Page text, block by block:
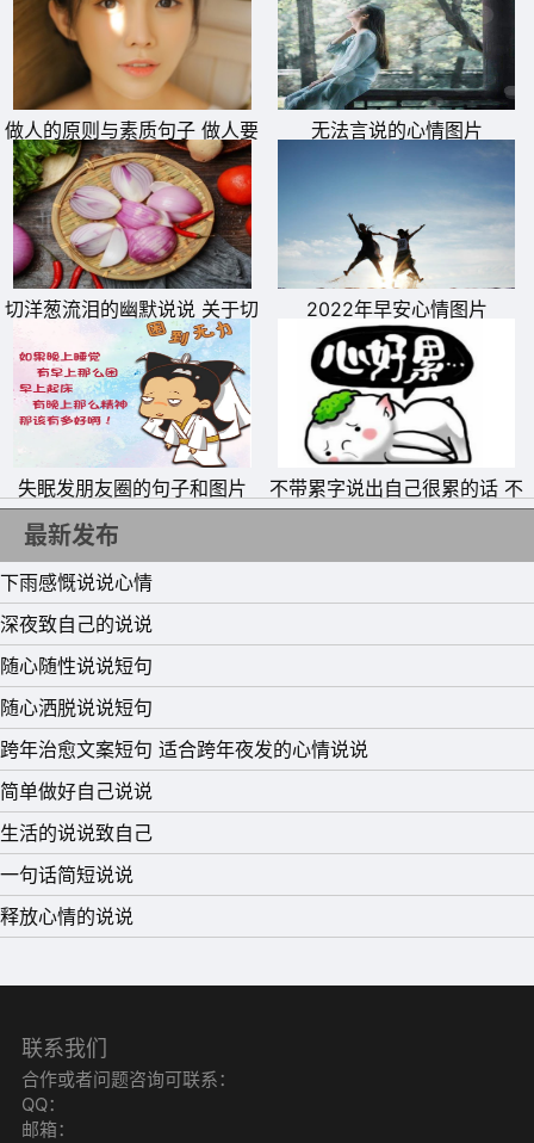
不理会于我的沮丧难过，可是有一点你必须得明白，每个人
能付出的爱都是有限的，无论是对朋友还是爱人。
15、感动不是感情，好感不能将就。
做人的原则与素质句子 做人要
有底线的说说
无法言说的心情图片
切洋葱流泪的幽默说说 关于切
洋葱流泪的句子
2022年早安心情图片
失眠发朋友圈的句子和图片
不带累字说出自己很累的话 不
带累字表达自己累的句子
最新发布
下雨感慨说说心情
深夜致自己的说说
随心随性说说短句
随心洒脱说说短句
跨年治愈文案短句 适合跨年夜发的心情说说
简单做好自己说说
生活的说说致自己
一句话简短说说
释放心情的说说
联系我们
合作或者问题咨询可联系：
QQ：
邮箱：